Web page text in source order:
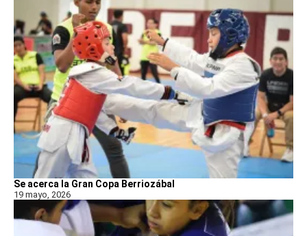
Se acerca la Gran Copa Berriozábal
19 mayo, 2026